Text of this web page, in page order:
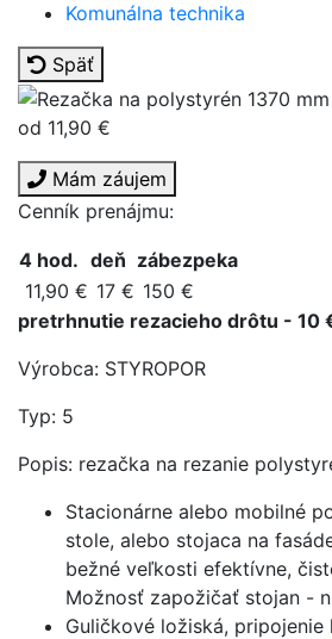
Komunálna technika
Späť
od 11,90 €
Mám záujem
Cenník prenájmu:
4 hod. deň zábezpeka
11,90 € 17 € 150 €
pretrhnutie rezacieho drôtu - 10
Výrobca: STYROPOR
Typ: 5
Popis: rezačka na rezanie
Stacionárne alebo mobilné
stole, alebo stojaca na
bežné veľkosti efektívne,
Možnosť zapožičať stojan -
Guličkové ložiská,